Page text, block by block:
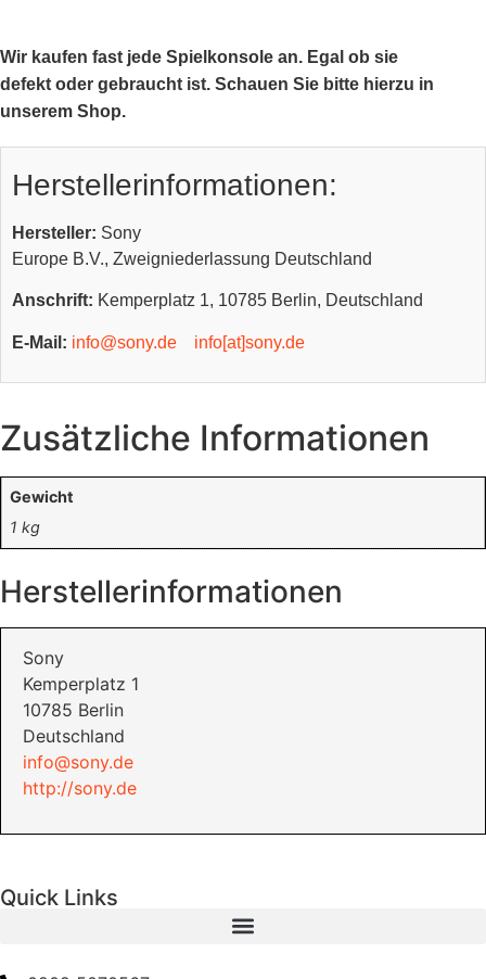
Wir kaufen fast jede Spielkonsole an. Egal ob sie
defekt oder gebraucht ist. Schauen Sie bitte hierzu in
unserem Shop.
Herstellerinformationen:
Hersteller: Sony
Europe B.V., Zweigniederlassung Deutschland
Anschrift: Kemperplatz 1, 10785 Berlin, Deutschland
E-Mail: info@sony.de info[at]sony.de
Zusätzliche Informationen
Gewicht
1 kg
Herstellerinformationen
Sony
Kemperplatz 1
10785 Berlin
Deutschland
info@sony.de
http://sony.de
Quick Links